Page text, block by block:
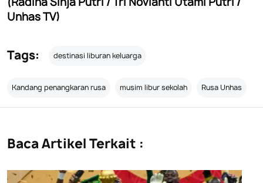
Unhas TV)
Tags: destinasi liburan keluarga
Kandang penangkaran rusa musim libur sekolah Rusa Unhas
Baca Artikel Terkait :